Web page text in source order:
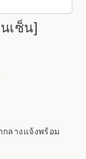
เซ็น]
ลางแจ้งพร้อม